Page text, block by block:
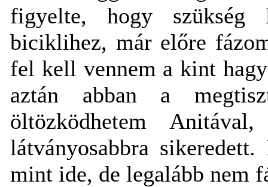
figyelte, hogy szükség
biciklihez, már előre
fel kell vennem a kint
aztán abban a
öltözködhetem
látványosabbra
mint ide, de legalább nem